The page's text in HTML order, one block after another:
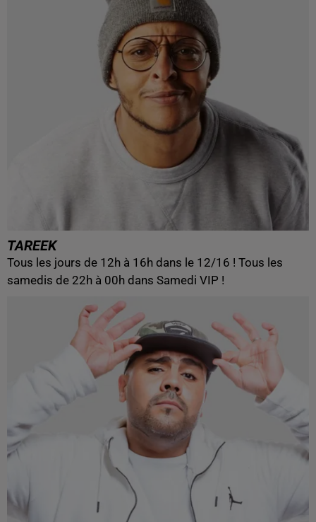
TAREEK
Tous les jours de 12h à 16h dans le 12/16 ! Tous les
samedis de 22h à 00h dans Samedi VIP !